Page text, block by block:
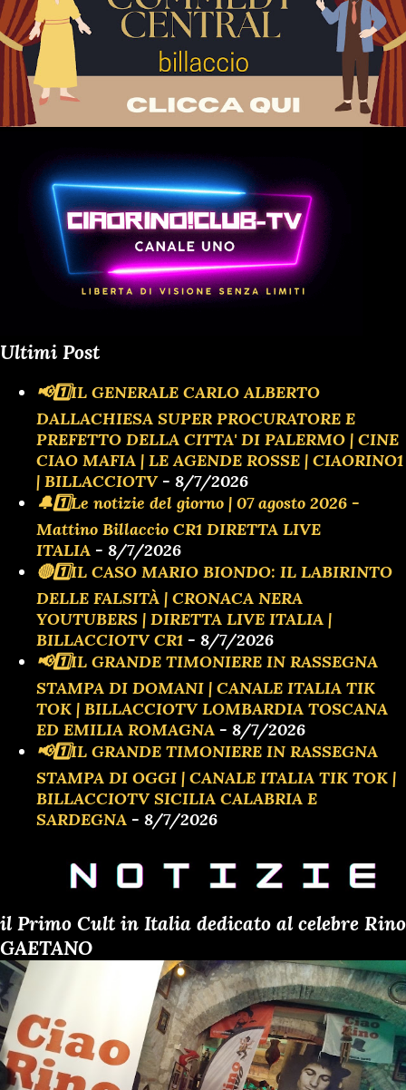
Ultimi Post
📢1️⃣IL GENERALE CARLO ALBERTO
DALLACHIESA SUPER PROCURATORE E
PREFETTO DELLA CITTA' DI PALERMO | CINE
CIAO MAFIA | LE AGENDE ROSSE | CIAORINO1
| BILLACCIOTV- 8/7/2026
🔔1️⃣Le notizie del giorno | 07 agosto 2026 -
Mattino Billaccio CR1 DIRETTA LIVE
ITALIA - 8/7/2026
🔴1️⃣IL CASO MARIO BIONDO: IL LABIRINTO
DELLE FALSITÀ | CRONACA NERA
YOUTUBERS | DIRETTA LIVE ITALIA |
BILLACCIOTV CR1 - 8/7/2026
📢1️⃣IL GRANDE TIMONIERE IN RASSEGNA
STAMPA DI DOMANI | CANALE ITALIA TIK
TOK | BILLACCIOTV LOMBARDIA TOSCANA
ED EMILIA ROMAGNA - 8/7/2026
📢1️⃣IL GRANDE TIMONIERE IN RASSEGNA
STAMPA DI OGGI | CANALE ITALIA TIK TOK |
BILLACCIOTV SICILIA CALABRIA E
SARDEGNA - 8/7/2026
il Primo Cult in Italia dedicato al celebre Rino
GAETANO